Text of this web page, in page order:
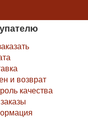
и возврат
качества